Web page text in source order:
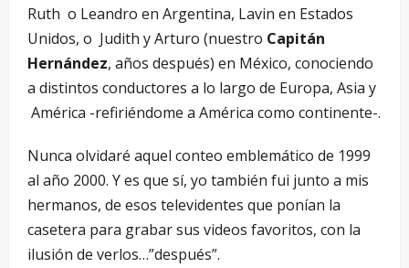
Ruth o Leandro en Argentina, Lavin en Estados
Unidos, o Judith y Arturo (nuestro Capitán
Hernández, años después) en México, conociendo
a distintos conductores a lo largo de Europa, Asia y
América -refiriéndome a América como continente-.
Nunca olvidaré aquel conteo emblemático de 1999
al año 2000. Y es que sí, yo también fui junto a mis
hermanos, de esos televidentes que ponían la
casetera para grabar sus videos favoritos, con la
ilusión de verlos…”después”.